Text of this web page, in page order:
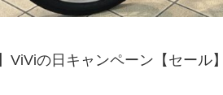
ViViの日キャンペーン【セール】